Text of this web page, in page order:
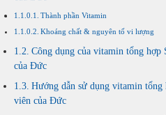
Thành phần Vitamin
Khoáng chất & nguyên tố vi lượng
Công dụng của vitamin tổng hợp
của Đức
Hướng dẫn sử dụng vitamin
viên của Đức